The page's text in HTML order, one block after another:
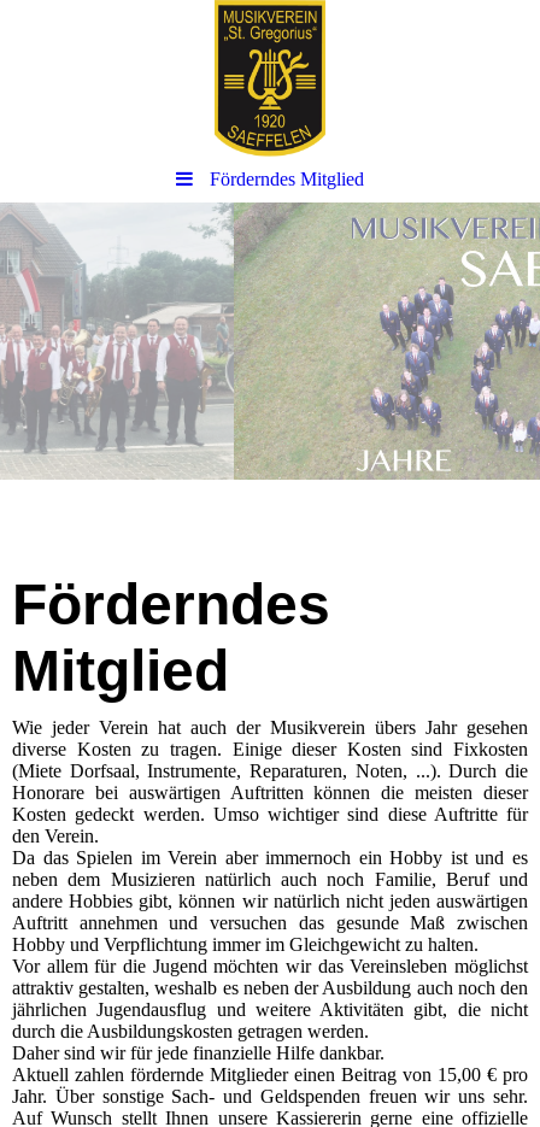
Förderndes Mitglied
Förderndes
Mitglied
Wie jeder Verein hat auch der Musikverein übers Jahr gesehen
diverse Kosten zu tragen. Einige dieser Kosten sind Fixkosten
(Miete Dorfsaal, Instrumente, Reparaturen, Noten, ...). Durch die
Honorare bei auswärtigen Auftritten können die meisten dieser
Kosten gedeckt werden. Umso wichtiger sind diese Auftritte für
den Verein.
Da das Spielen im Verein aber immernoch ein Hobby ist und es
neben dem Musizieren natürlich auch noch Familie, Beruf und
andere Hobbies gibt, können wir natürlich nicht jeden auswärtigen
Auftritt annehmen und versuchen das gesunde Maß zwischen
Hobby und Verpflichtung immer im Gleichgewicht zu halten.
Vor allem für die Jugend möchten wir das Vereinsleben möglichst
attraktiv gestalten, weshalb es neben der Ausbildung auch noch den
jährlichen Jugendausflug und weitere Aktivitäten gibt, die nicht
durch die Ausbildungskosten getragen werden.
Daher sind wir für jede finanzielle Hilfe dankbar.
Aktuell zahlen fördernde Mitglieder einen Beitrag von 15,00 € pro
Jahr. Über sonstige Sach- und Geldspenden freuen wir uns sehr.
Auf Wunsch stellt Ihnen unsere Kassiererin gerne eine offizielle